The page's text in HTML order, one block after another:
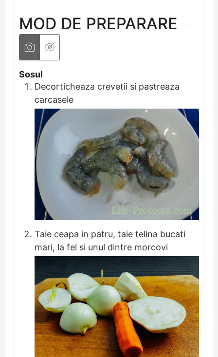
MOD DE PREPARARE
Sosul
Decorticheaza crevetii si pastreaza
carcasele
Taie ceapa in patru, taie telina bucati
mari, la fel si unul dintre morcovi